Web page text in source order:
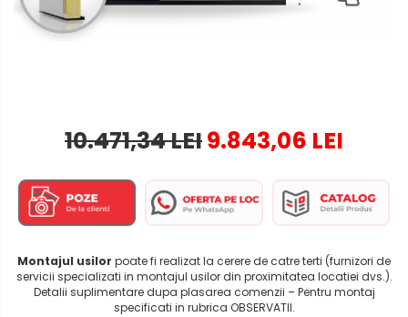
10.471,34 LEI9.843,06 LEI
Montajul usilor poate fi realizat la cerere de catre terti (furnizori de
servicii specializati in montajul usilor din proximitatea locatiei dvs.).
Detalii suplimentare dupa plasarea comenzii – Pentru montaj
specificati in rubrica OBSERVATII.